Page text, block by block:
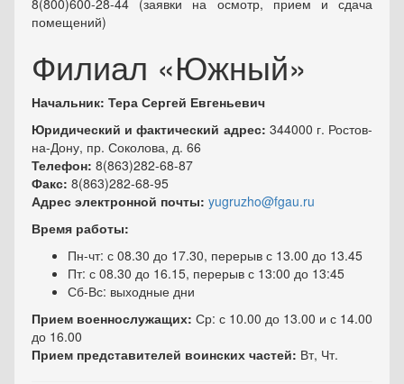
8(800)600-28-44 (заявки на осмотр, прием и сдача
помещений)
Филиал «Южный»
Начальник: Тера Сергей Евгеньевич
Юридический и фактический адрес: 344000 г. Ростов-
на-Дону, пр. Соколова, д. 66
Телефон: 8(863)282-68-87
Факс: 8(863)282-68-95
Адрес электронной почты: yugruzho@fgau.ru
Время работы:
Пн-чт: с 08.30 до 17.30, перерыв с 13.00 до 13.45
Пт: с 08.30 до 16.15, перерыв с 13:00 до 13:45
Сб-Вс: выходные дни
Прием военнослужащих: Ср: с 10.00 до 13.00 и с 14.00
до 16.00
Прием представителей воинских частей: Вт, Чт.